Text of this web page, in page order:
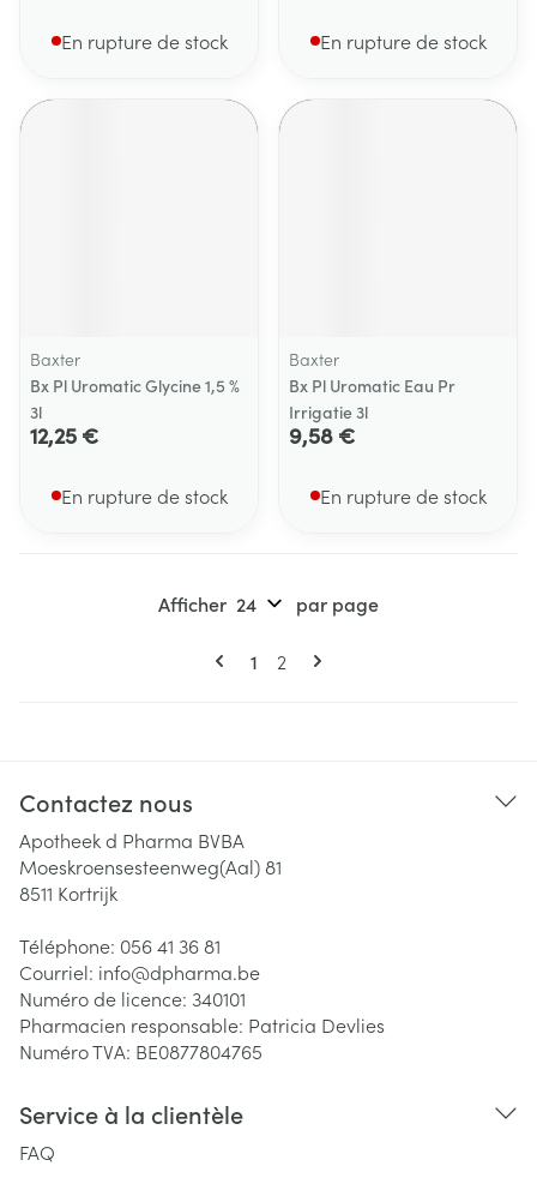
En rupture de stock En rupture de stock
Baxter
Bx Pl Uromatic Glycine 1,5 %
3l
12,25 €
En rupture de stock
Baxter
Bx Pl Uromatic Eau Pr
Irrigatie 3l
9,58 €
En rupture de stock
Pages
Vous lisez actuellement la page
1 Page
2
Afficher par page
Contactez nous
Apotheek d Pharma BVBA
Moeskroensesteenweg(Aal) 81
8511 Kortrijk
Téléphone: 056 41 36 81
Courriel: info@dpharma.be
Numéro de licence: 340101
Pharmacien responsable: Patricia Devlies
Numéro TVA: BE0877804765
Service à la clientèle
FAQ